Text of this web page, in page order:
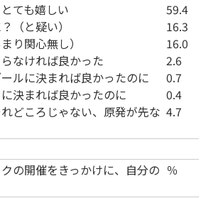
ても嬉しい
（と疑い）
り関心無し）
なければ良かった
ルに決まれば良かったのに
決まれば良かったのに
どころじゃない、原発が先な
59.4
16.3
16.0
2.6
0.7
0.4
4.7
の開催をきっかけに、自分の ％